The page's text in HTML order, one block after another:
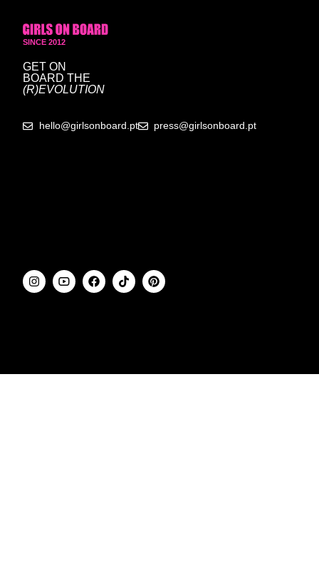
SINCE 2012
GET ON
BOARD THE
(R)EVOLUTION
hello@girlsonboard.pt press@girlsonboard.pt